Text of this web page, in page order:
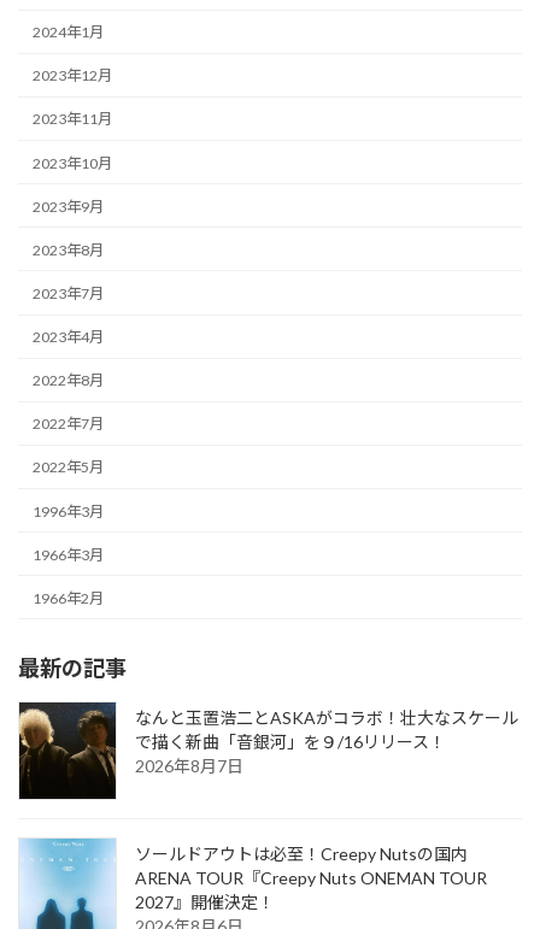
2024年1月
2023年12月
2023年11月
2023年10月
2023年9月
2023年8月
2023年7月
2023年4月
2022年8月
2022年7月
2022年5月
1996年3月
1966年3月
1966年2月
最新の記事
なんと玉置浩二とASKAがコラボ！壮大なスケール
で描く新曲「音銀河」を９/16リリース！
2026年8月7日
ソールドアウトは必至！Creepy Nutsの国内
ARENA TOUR『Creepy Nuts ONEMAN TOUR
2027』開催決定！